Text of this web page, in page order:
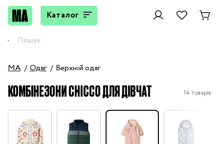
Каталог
MA Одяг Верхній одяг
КОМБІНЕЗОНИ CHICCO ДЛЯ ДІВЧАТ 14 товарів